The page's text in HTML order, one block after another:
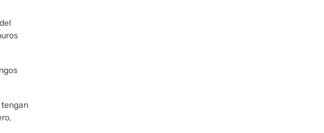
tengan